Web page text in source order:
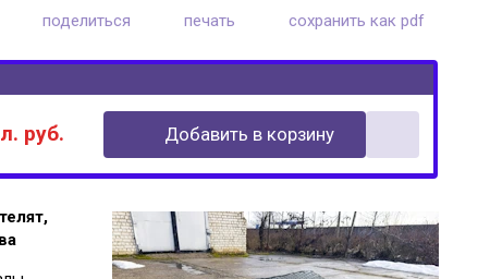
поделиться печать сохранить как pdf
руб. Добавить в корзину